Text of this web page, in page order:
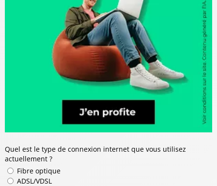
Quel est le type de connexion internet que vous utilisez
actuellement ?
Fibre optique
ADSL/VDSL